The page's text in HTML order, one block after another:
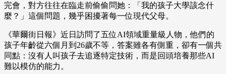
完會，對方往往在臨走前偷偷問她：「我的孩子大學該念什
麼？」這個問題，幾乎困擾著每一位現代父母。
《華爾街日報》近日訪問了五位AI領域重量級人物，他們的
孩子年齡從六個月到26歲不等，答案雖各有側重，卻有一個共
同點：沒有人叫孩子去追逐特定技術，而是回頭培養那些AI
難以模仿的能力。